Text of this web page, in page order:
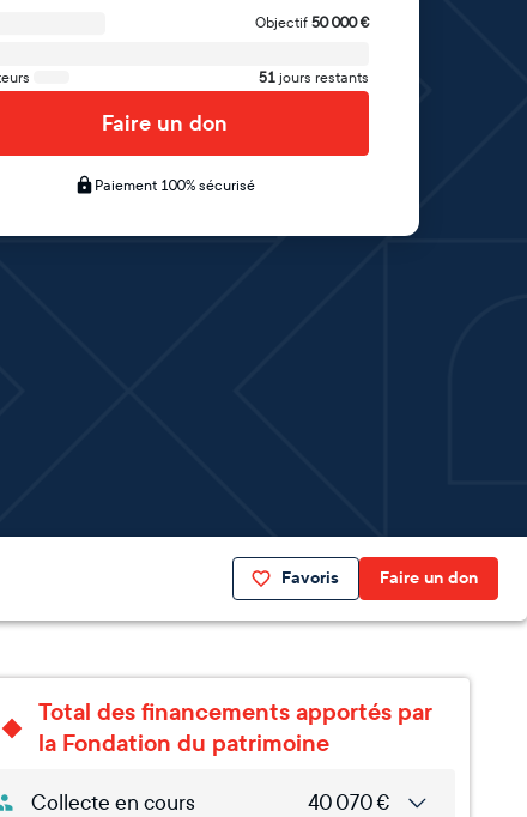
Objectif 50 000€
51 jours restants
Faire un don
Paiement 100% sécurisé
Favoris Faire un don
Total des financements apportés par
la Fondation du patrimoine
Collecte en cours 40 070€